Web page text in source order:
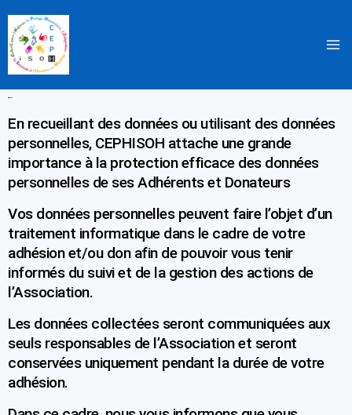
au
contenu
En recueillant des données ou utilisant des données
personnelles, CEPHISOH attache une grande
importance à la protection efficace des données
personnelles de ses Adhérents et Donateurs
Vos données personnelles peuvent faire l’objet d’un
traitement informatique dans le cadre de votre
adhésion et/ou don afin de pouvoir vous tenir
informés du suivi et de la gestion des actions de
l’Association.
Les données collectées seront communiquées aux
seuls responsables de l’Association et seront
conservées uniquement pendant la durée de votre
adhésion.